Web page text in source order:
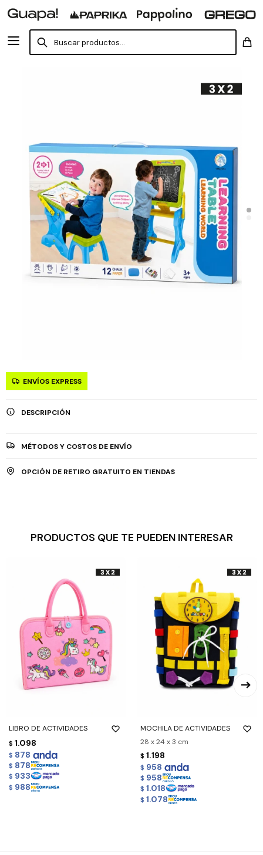
ENVÍOS EXPRESS
DESCRIPCIÓN
MÉTODOS Y COSTOS DE ENVÍO
OPCIÓN DE RETIRO GRATUITO EN TIENDAS
PRODUCTOS QUE TE PUEDEN INTERESAR
LIBRO DE ACTIVIDADES
$ 1.098
$ 878
$ 878
$ 933
$ 988
MOCHILA DE ACTIVIDADES
28 x 24 x 3 cm
$ 1.198
$ 958
$ 958
$ 1.018
$ 1.078